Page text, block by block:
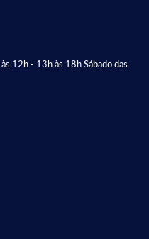
12h - 13h às 18h Sábado das